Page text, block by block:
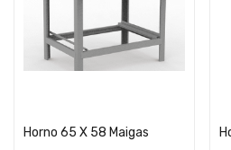
Horno 65 X 58 Maigas